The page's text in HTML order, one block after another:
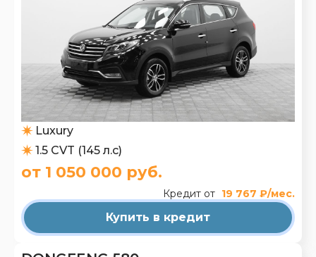
Luxury
1.5 CVT (145 л.с)
от 1 050 000 руб.
Кредит от 19 767 ₽/мес.
Купить в кредит